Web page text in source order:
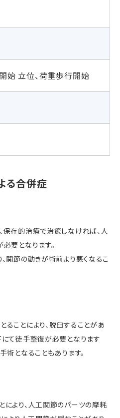
始 立位、荷重歩行開始
る合併症
存的治療で治癒しなければ、人
要となります。
関節の動きが術前より悪くなるこ
ことにより、脱臼することがあ
て徒手整復が必要となります
術となることもあります。
より、人工関節のパーツの摩耗